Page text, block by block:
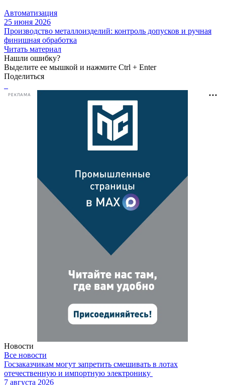
Автоматизация
25 июня 2026
Производство металлоизделий: контроль допусков и ручная
финишная обработка
Читать материал
Нашли ошибку?
Выделите ее мышкой и нажмите Ctrl + Enter
Поделиться
РЕКЛАМА
Новости
Все новости
Госзаказчикам могут запретить смешивать в лотах
отечественную и импортную электронику
7 августа 2026